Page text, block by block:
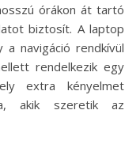
órákon át tartó
biztosít. A laptop
navigáció rendkívül
rendelkezik egy
extra kényelmet
akik szeretik az